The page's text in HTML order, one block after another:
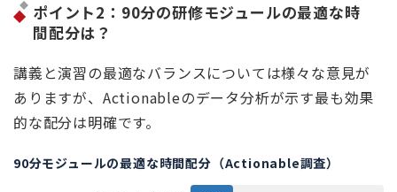
ポイント2：90分の研修モジュールの最適な時
間配分は？
講義と演習の最適なバランスについては様々な意見が
ありますが、Actionableのデータ分析が示す最も効果
的な配分は明確です。
90分モジュールの最適な時間配分（Actionable調査）